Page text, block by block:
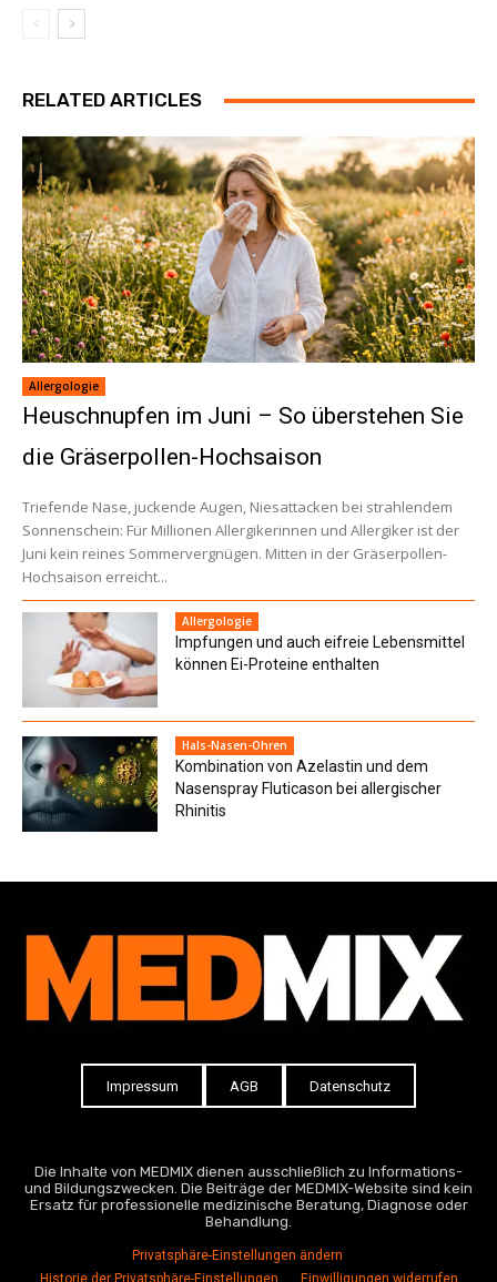
RELATED ARTICLES
Allergologie
Heuschnupfen im Juni – So überstehen Sie
die Gräserpollen-Hochsaison
Triefende Nase, juckende Augen, Niesattacken bei strahlendem
Sonnenschein: Für Millionen Allergikerinnen und Allergiker ist der
Juni kein reines Sommervergnügen. Mitten in der Gräserpollen-
Hochsaison erreicht...
Allergologie
Impfungen und auch eifreie Lebensmittel
können Ei-Proteine enthalten
Hals-Nasen-Ohren
Kombination von Azelastin und dem
Nasenspray Fluticason bei allergischer
Rhinitis
Impressum AGB Datenschutz
Die Inhalte von MEDMIX dienen ausschließlich zu Informations-
und Bildungszwecken. Die Beiträge der MEDMIX-Website sind kein
Ersatz für professionelle medizinische Beratung, Diagnose oder
Behandlung.
Privatsphäre-Einstellungen ändern
Historie der Privatsphäre-Einstellungen
Einwilligungen widerrufen